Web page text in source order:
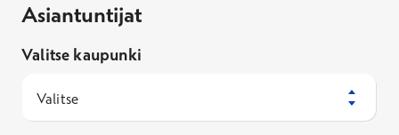
Asiantuntijat
Valitse kaupunki
Valitse